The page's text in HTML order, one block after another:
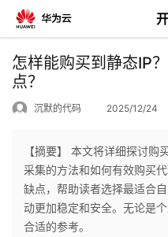
返
回
个
人
我
怎样能购买到静态IP
点？
沉默的代码 2025/12/24
【摘要】 本文将详细探讨购
采集的方法和如何有效购买
缺点，帮助读者选择最适合
动更加稳定和安全。无论是
合适的参考。